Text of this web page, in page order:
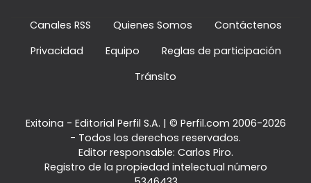
Canales RSS Quienes Somos
Contáctenos
Privacidad
Equipo
Reglas de participación
Tránsito
Exitoina - Editorial Perfil S.A. | © Perfil.com 2006-2026
- Todos los derechos reservados.
Editor responsable: Carlos Piro.
Registro de la propiedad intelectual número